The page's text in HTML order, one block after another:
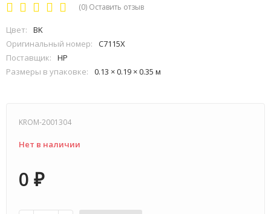
(0) Оставить отзыв
Цвет:
BK
Оригинальный номер:
C7115X
Поставщик:
HP
Размеры в упаковке:
0.13 × 0.19 × 0.35 м
KROM-2001304
Нет в наличии
0 ₽